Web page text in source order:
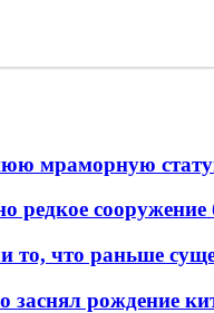
мраморную
редкое сооружение
то, что раньше
заснял рождение